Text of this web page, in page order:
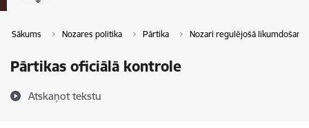
Sākums Nozares politika Pārtika Nozari regulējošā likumdošana
Pārtikas oficiālā kontrole
Atskaņot tekstu